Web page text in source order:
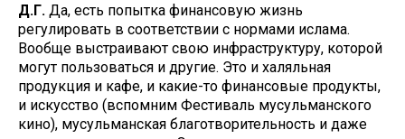
Д.Г. Да, есть попытка финансовую жизнь
регулировать в соответствии с нормами ислама.
Вообще выстраивают свою инфраструктуру, которой
могут пользоваться и другие. Это и халяльная
продукция и кафе, и какие-то финансовые продукты,
и искусство (вспомним Фестиваль мусульманского
кино), мусульманская благотворительность и даже